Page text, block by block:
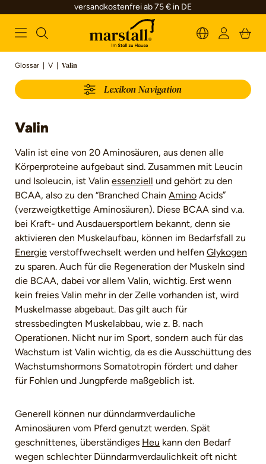
springen
versandkostenfrei ab 75 € in DE
Glossar | V | Valin
Lexikon Navigation
Valin
Valin ist eine von 20 Aminosäuren, aus denen alle
Körperproteine aufgebaut sind. Zusammen mit Leucin
und Isoleucin, ist Valin essenziell und gehört zu den
BCAA, also zu den “Branched Chain Amino Acids”
(verzweigtkettige Aminosäuren). Diese BCAA sind v.a.
bei Kraft- und Ausdauersportlern bekannt, denn sie
aktivieren den Muskelaufbau, können im Bedarfsfall zu
Energie verstoffwechselt werden und helfen Glykogen
zu sparen. Auch für die Regeneration der Muskeln sind
die BCAA, dabei vor allem Valin, wichtig. Erst wenn
kein freies Valin mehr in der Zelle vorhanden ist, wird
Muskelmasse abgebaut. Das gilt auch für
stressbedingten Muskelabbau, wie z. B. nach
Operationen. Nicht nur im Sport, sondern auch für das
Wachstum ist Valin wichtig, da es die Ausschüttung des
Wachstumshormons Somatotropin fördert und daher
für Fohlen und Jungpferde maßgeblich ist.
Generell können nur dünndarmverdauliche
Aminosäuren vom Pferd genutzt werden. Spät
geschnittenes, überständiges Heu kann den Bedarf
wegen schlechter Dünndarmverdaulichkeit oft nicht